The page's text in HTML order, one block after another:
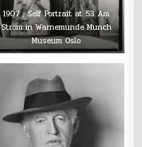
1907，Self Portrait at 53 Am
Strom in Warnemunde Munch
Museum Oslo